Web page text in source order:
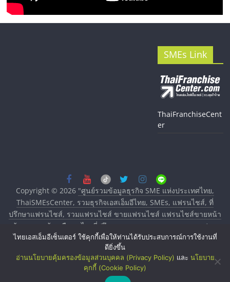
SMEs Link
ThaiFranchiseCent
er
Copyright © 2026 "ศูนย์รวมข้อมูลธุรกิจ SME แห่งประเทศไทย,
ThaiSMEsCenter, รวมธุรกิจเอสเอ็มอีไทย, SMEs, แฟรนไชส์, ที่
ปรึกษาแฟรนไชส์, รวมแฟรนไชส์ ขายแฟรนไชส์ แฟรนไชส์ขายหน้า
บ้าน ลงทุนน้อย คืนทุนไว, ที่ปรึกษาการลงทุนและขยายสาขาแฟรน
ไชส์, ศูนย์รวมแฟรนไชส์ พร้อมทำเลสำหรับเปิดร้าน ปรึกษาฟรี,
บริการพัฒนาระบบแฟรนไชส์"
ไทยเอสเอ็มอีเซ็นเตอร์ ใช้คุกกี้เพื่อให้ท่านได้รับประสบการณ์การใช้งานที่
ดียิ่งขึ้น
อ่านนโยบายคุ้มครองข้อมูลส่วนบุคคล (Privacy Policy) และ นโยบาย
คุกกี้ (Cookie Policy)